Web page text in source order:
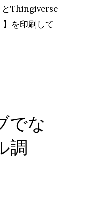
とThingiverse
を印刷して
でな
調